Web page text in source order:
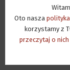
Oto nasza
korzystamy z
przeczytaj o nich